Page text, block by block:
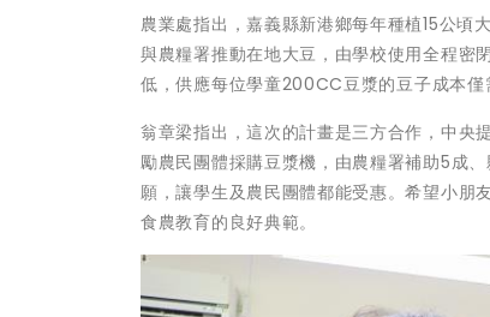
農業處指出，嘉義縣新港鄉每年種植15公頃
與農糧署推動在地大豆，由學校使用全程密
低，供應每位學童200CC豆漿的豆子成本僅
翁章梁指出，這次的計畫是三方合作，中央
勵農民團體採購豆漿機，由農糧署補助5成
願，讓學生及農民團體都能受惠。希望小朋
食農教育的良好典範。